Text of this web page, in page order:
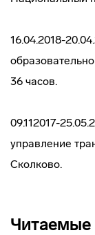
16.04.2018-
36 часов.
09.112017-
управление
Сколково.
Читаемые